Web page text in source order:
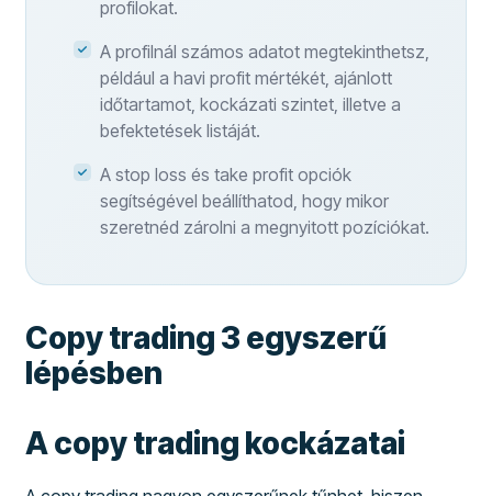
profilokat.
A profilnál számos adatot megtekinthetsz,
például a havi profit mértékét, ajánlott
időtartamot, kockázati szintet, illetve a
befektetések listáját.
A stop loss és take profit opciók
segítségével beállíthatod, hogy mikor
szeretnéd zárolni a megnyitott pozíciókat.
Copy trading 3 egyszerű
lépésben
A copy trading kockázatai